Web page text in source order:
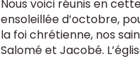
Nous voici réunis en
ensoleillée d’octobre,
la foi chrétienne, nos
Salomé et Jacobé.